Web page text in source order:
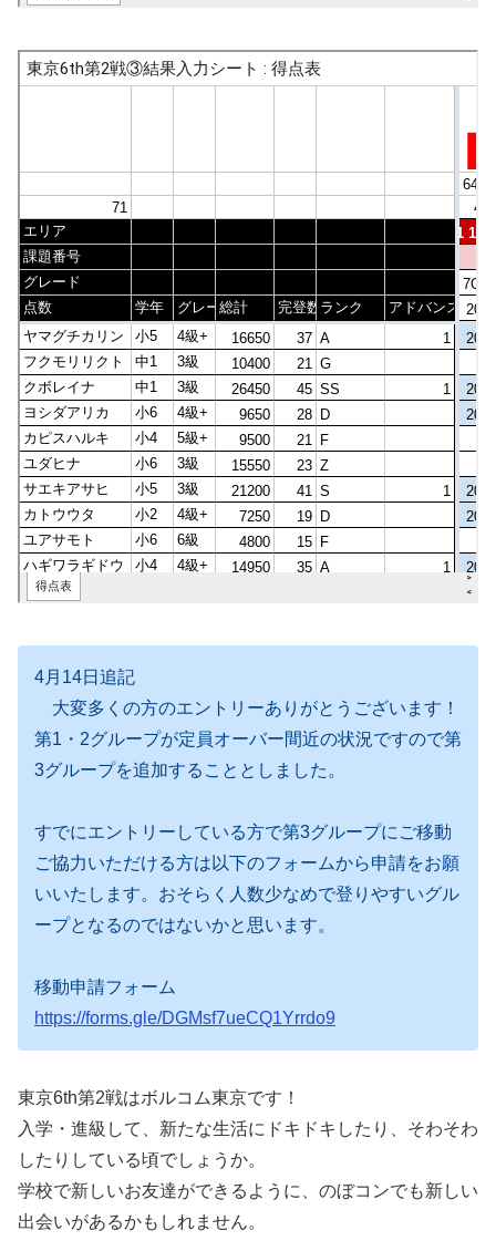
4月14日追記
大変多くの方のエントリーありがとうございます！
第1・2グループが定員オーバー間近の状況ですので第
3グループを追加することとしました。
すでにエントリーしている方で第3グループにご移動
ご協力いただける方は以下のフォームから申請をお願
いいたします。おそらく人数少なめで登りやすいグル
ープとなるのではないかと思います。
移動申請フォーム
https://forms.gle/DGMsf7ueCQ1Yrrdo9
東京6th第2戦はボルコム東京です！
入学・進級して、新たな生活にドキドキしたり、そわそわ
したりしている頃でしょうか。
学校で新しいお友達ができるように、のぼコンでも新しい
出会いがあるかもしれません。